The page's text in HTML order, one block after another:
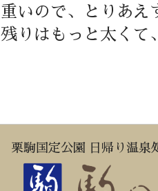
重いので、とりあ
残りはもっと太く
栗駒国定公園 日帰り温泉